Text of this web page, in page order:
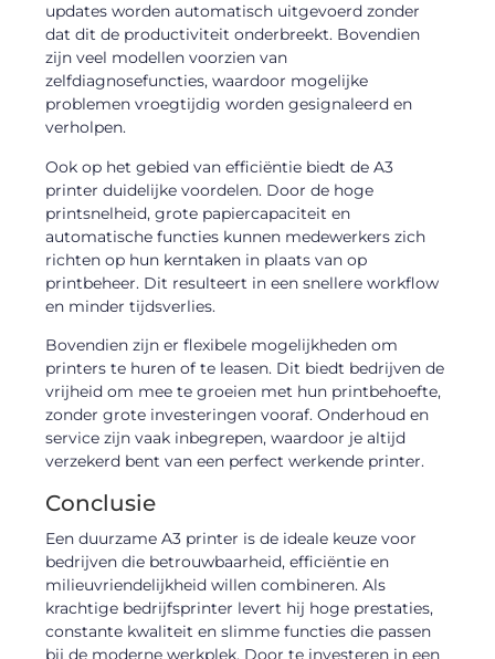
updates worden automatisch uitgevoerd zonder
dat dit de productiviteit onderbreekt. Bovendien
zijn veel modellen voorzien van
zelfdiagnosefuncties, waardoor mogelijke
problemen vroegtijdig worden gesignaleerd en
verholpen.
Ook op het gebied van efficiëntie biedt de A3
printer duidelijke voordelen. Door de hoge
printsnelheid, grote papiercapaciteit en
automatische functies kunnen medewerkers zich
richten op hun kerntaken in plaats van op
printbeheer. Dit resulteert in een snellere workflow
en minder tijdsverlies.
Bovendien zijn er flexibele mogelijkheden om
printers te huren of te leasen. Dit biedt bedrijven de
vrijheid om mee te groeien met hun printbehoefte,
zonder grote investeringen vooraf. Onderhoud en
service zijn vaak inbegrepen, waardoor je altijd
verzekerd bent van een perfect werkende printer.
Conclusie
Een duurzame A3 printer is de ideale keuze voor
bedrijven die betrouwbaarheid, efficiëntie en
milieuvriendelijkheid willen combineren. Als
krachtige bedrijfsprinter levert hij hoge prestaties,
constante kwaliteit en slimme functies die passen
bij de moderne werkplek. Door te investeren in een